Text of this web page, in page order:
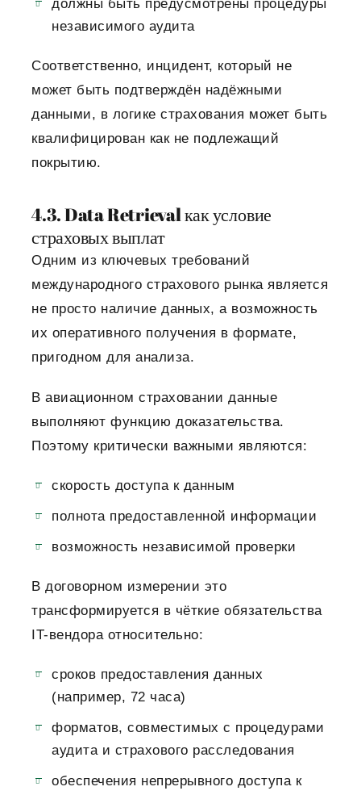
должны быть предусмотрены процедуры
независимого аудита
Соответственно, инцидент, который не
может быть подтверждён надёжными
данными, в логике страхования может быть
квалифицирован как не подлежащий
покрытию.
4.3. Data Retrieval как условие
страховых выплат
Одним из ключевых требований
международного страхового рынка является
не просто наличие данных, а возможность
их оперативного получения в формате,
пригодном для анализа.
В авиационном страховании данные
выполняют функцию доказательства.
Поэтому критически важными являются:
скорость доступа к данным
полнота предоставленной информации
возможность независимой проверки
В договорном измерении это
трансформируется в чёткие обязательства
IT-вендора относительно:
сроков предоставления данных
(например, 72 часа)
форматов, совместимых с процедурами
аудита и страхового расследования
обеспечения непрерывного доступа к